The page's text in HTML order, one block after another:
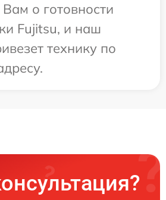
о готовности
Fujitsu, и наш
технику по